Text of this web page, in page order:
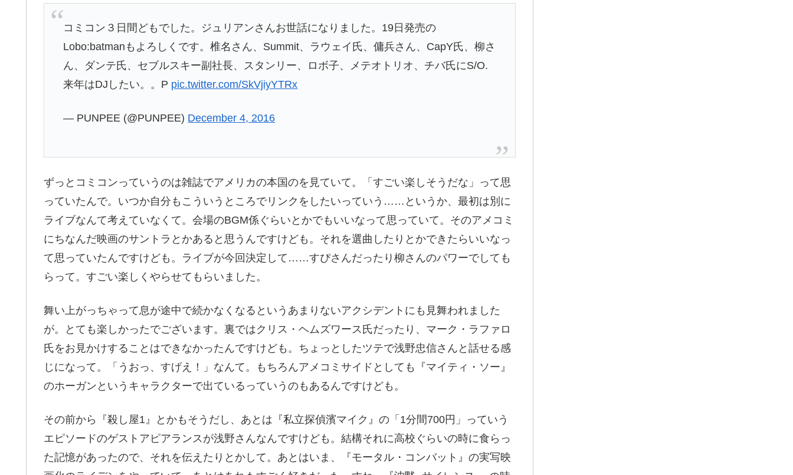
コミコン３日間どもでした。ジュリアンさんお世話になりました。19日発売の
Lobo:batmanもよろしくです。椎名さん、Summit、ラウェイ氏、傭兵さん、CapY氏、柳さ
ん、ダンテ氏、セブルスキー副社長、スタンリー、ロボ子、メテオトリオ、チバ氏にS/O.
来年はDJしたい。。P pic.twitter.com/SkVjiyYTRx
— PUNPEE (@PUNPEE) December 4, 2016
ずっとコミコンっていうのは雑誌でアメリカの本国のを見ていて。「すごい楽しそうだな」って思
っていたんで。いつか自分もこういうところでリンクをしたいっていう……というか、最初は別に
ライブなんて考えていなくて。会場のBGM係ぐらいとかでもいいなって思っていて。そのアメコミ
にちなんだ映画のサントラとかあると思うんですけども。それを選曲したりとかできたらいいなっ
て思っていたんですけども。ライブが今回決定して……すぴさんだったり柳さんのパワーでしても
らって。すごい楽しくやらせてもらいました。
舞い上がっちゃって息が途中で続かなくなるというあまりないアクシデントにも見舞われました
が。とても楽しかったでございます。裏ではクリス・ヘムズワース氏だったり、マーク・ラファロ
氏をお見かけすることはできなかったんですけども。ちょっとしたツテで浅野忠信さんと話せる感
じになって。「うおっ、すげえ！」なんて。もちろんアメコミサイドとしても『マイティ・ソー』
のホーガンというキャラクターで出ているっていうのもあるんですけども。
その前から『殺し屋1』とかもそうだし、あとは『私立探偵濱マイク』の「1分間700円」っていう
エピソードのゲストアピアランスが浅野さんなんですけども。結構それに高校ぐらいの時に食らっ
た記憶があったので、それを伝えたりとかして。あとはいま、『モータル・コンバット』の実写映